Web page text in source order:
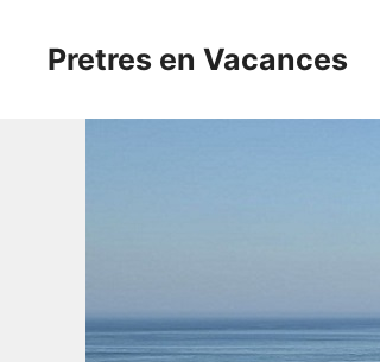
contenuPretres en Vacances